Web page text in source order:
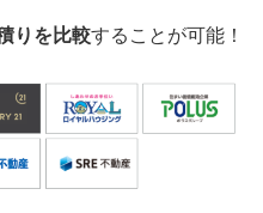
りを比較することが可能！